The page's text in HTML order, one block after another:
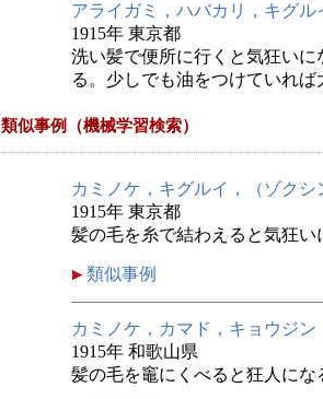
アライガミ，ハバカリ，キグル
1915年 東京都
洗い髪で便所に行くと気狂い
る。少しでも油をつけていれ
類似事例（機械学習検索）
カミノケ，キグルイ，（ゾクシ
1915年 東京都
髪の毛を糸で結わえると気狂
類似事例
カミノケ，カマド，キョウジン
1915年 和歌山県
髪の毛を竈にくべると狂人にな